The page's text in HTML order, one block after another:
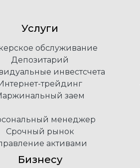
Услуги
обслуживание
Депозитарий
инвестсчета
трейдинг
заем
менеджер
Срочный рынок
активами
Бизнесу